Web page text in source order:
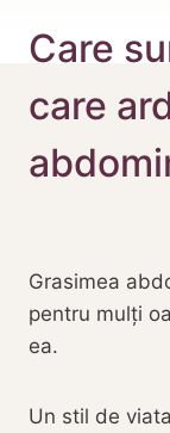
Care
care
Grasimea
pentru mulți
ea.
Un stil de